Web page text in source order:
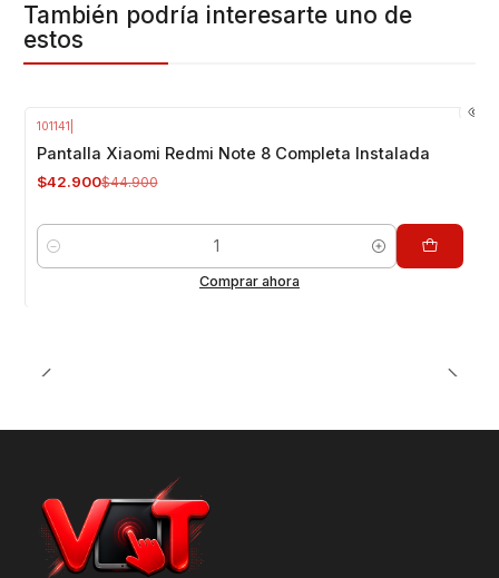
También podría interesarte uno de
estos
101141
Pantalla Xiaomi Redmi Note 8 Completa Instalada
$42.900$44.900
Cantidad
Comprar ahora